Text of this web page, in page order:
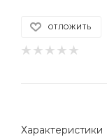
ОТЛОЖИТЬ
Характеристики